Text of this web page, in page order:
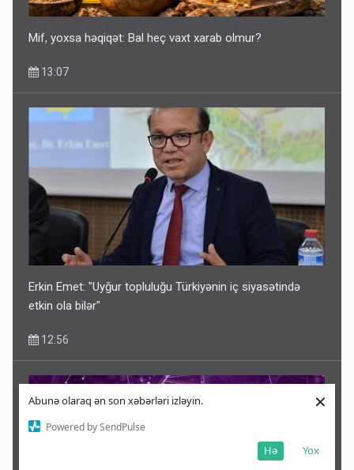
Abunə olaraq ən son xəbərləri izləyin.
Powered by SendPulse
Yox
Hə
×
Mif, yoxsa həqiqət: Bal heç vaxt xarab olmur?
13:07
Erkin Emet: "Uyğur topluluğu Türkiyənin iç siyasətində
etkin ola bilər"
12:56